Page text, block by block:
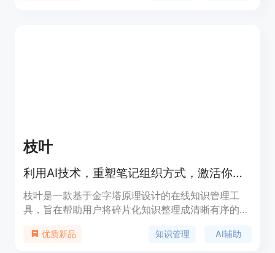
枝叶
利用AI技术，重塑笔记组织方式，激活你的知识体系。
枝叶是一款基于金字塔原理设计的在线知识管理工
具，旨在帮助用户将碎片化知识整理成清晰有序的结
大纲和要点、深度洞察知识脉络，全面激活用户的知
优质新品 知识管理 AI辅助